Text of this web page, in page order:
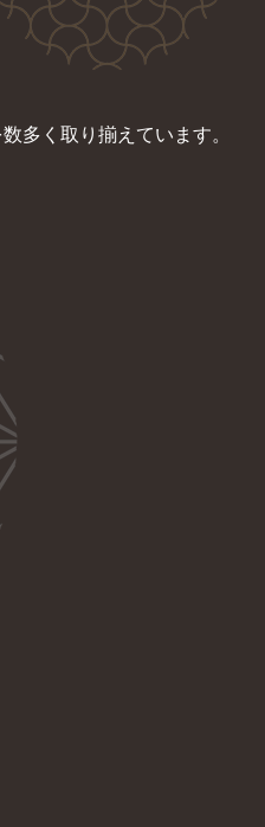
多く取り揃えています。